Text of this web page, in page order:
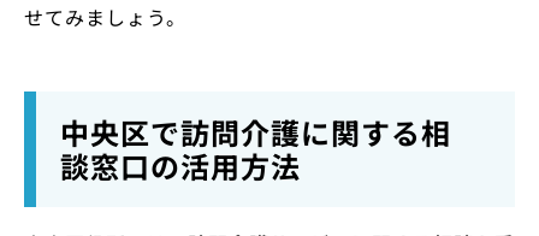
せてみましょう。
中央区で訪問介護に関する相
談窓口の活用方法